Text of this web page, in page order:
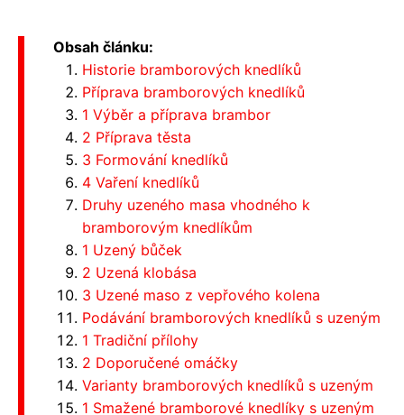
Obsah článku:
Historie bramborových knedlíků
Příprava bramborových knedlíků
1 Výběr a příprava brambor
2 Příprava těsta
3 Formování knedlíků
4 Vaření knedlíků
Druhy uzeného masa vhodného k
bramborovým knedlíkům
1 Uzený bůček
2 Uzená klobása
3 Uzené maso z vepřového kolena
Podávání bramborových knedlíků s uzeným
1 Tradiční přílohy
2 Doporučené omáčky
Varianty bramborových knedlíků s uzeným
1 Smažené bramborové knedlíky s uzeným